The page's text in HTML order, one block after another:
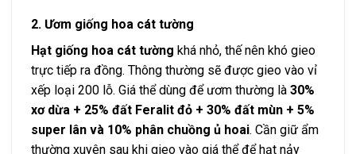
2. Ươm giống hoa cát tường
Hạt giống hoa cát tường khá nhỏ, thế nên khó gieo
trực tiếp ra đồng. Thông thường sẽ được gieo vào vỉ
xếp loại 200 lỗ. Giá thể dùng để ươm thường là 30%
xơ dừa + 25% đất Feralit đỏ + 30% đất mùn + 5%
super lân và 10% phân chuồng ủ hoai. Cần giữ ẩm
thường xuyên sau khi gieo vào giá thể để hạt nảy